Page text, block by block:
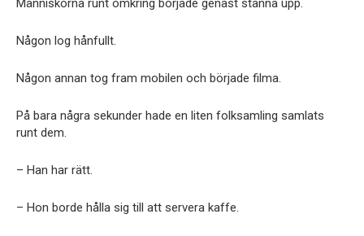
Människorna runt omkring började genast stanna upp.
Någon log hånfullt.
Någon annan tog fram mobilen och började filma.
På bara några sekunder hade en liten folksamling samlats
runt dem.
– Han har rätt.
– Hon borde hålla sig till att servera kaffe.